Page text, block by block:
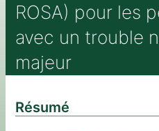
ROSA) pour les
avec un trouble
majeur
Résumé